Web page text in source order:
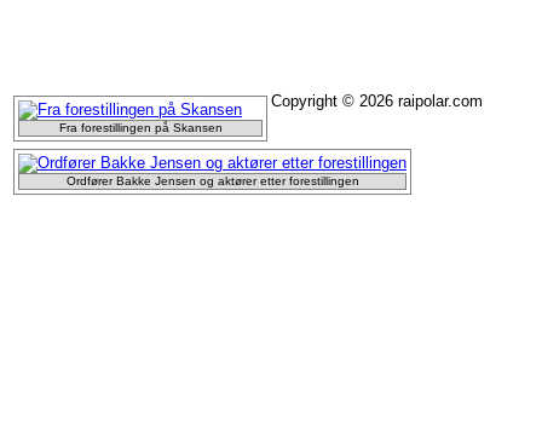
Fra forestillingen på Skansen
Ordfører Bakke Jensen og aktører etter forestillingen
Copyright © 2026 raipolar.com